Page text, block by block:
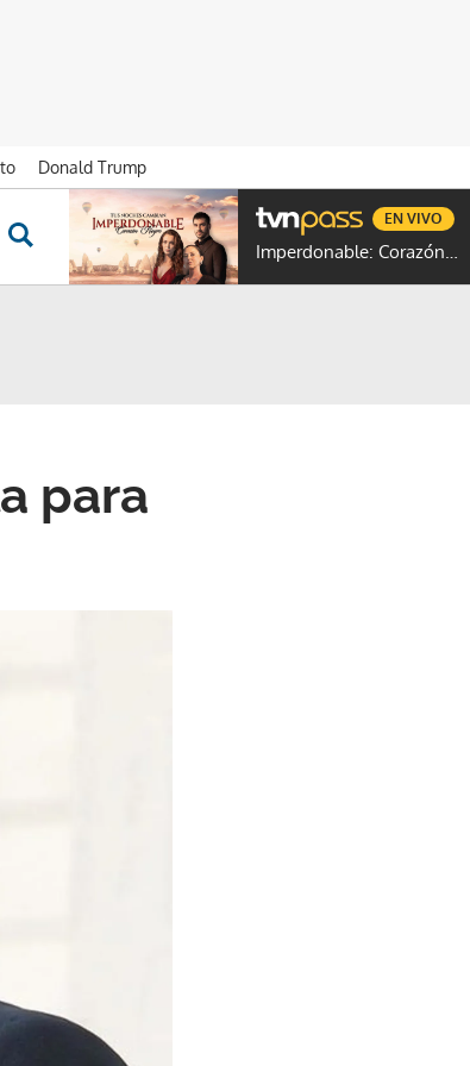
Donald Trump
NOVELAS PROGRAMAS GENTE TVN
Imperdonable: Corazón Negro
EN VIVO
para